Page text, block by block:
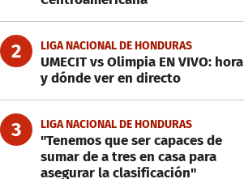
2 LIGA NACIONAL DE HONDURAS
UMECIT vs Olimpia EN VIVO: hora
y dónde ver en directo
3 LIGA NACIONAL DE HONDURAS
"Tenemos que ser capaces de
sumar de a tres en casa para
asegurar la clasificación"